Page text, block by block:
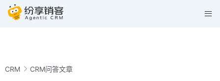
CRM CRM问答文章